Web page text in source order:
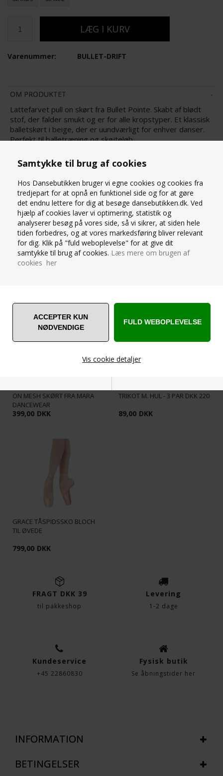
Samtykke til brug af cookies
Hos Dansebutikken bruger vi egne cookies og cookies fra
tredjepart for at opnå en funktionel side og for at gøre
det endnu lettere for dig at besøge dansebutikken.dk. Ved
hjælp af cookies laver vi optimering, statistik og
analyserer besøg på vores side, så vi sikrer, at siden hele
tiden forbedres, og at vores markedsføring bliver relevant
for dig. Klik på "fuld weboplevelse" for at give dit
samtykke til brug af cookies. Læs mere om brugen af
cookies her
Vis cookie detaljer
Nødvendige Markedsføring
BULLET-DRIFT
Varenummer:
OM PRODUKTET
Lattefarvet pull on skørt fra Bullet Pointe. Skabt af blødt
stof, der falder smukt og er for alle kropstyper. Et klassisk
balletskørt i beige, der er uundværligt for enhver danser.
Perfekt til balletræning og skøjteløb.
M/L: foran - 27cm, bagpå - 33cm
STØRRELSESGUIDE
SPØRG OS
ON MESH SKØRT FRA MARA
DANCEWEAR
399,00 DKK
TRIKOT M. HUL - 3 PAR DKK 220
89,00 DKK
GRACE TÅSPIDSSKO BLOCH
TIL ØVEDE
799,00 DKK
FRAGT DKK 39
til pakkeshop
Levering
1-2 dage
Kundeservice
+45 22860830
Fysisk butik
Se åbningstider her
INFORMATION
BETINGELSER